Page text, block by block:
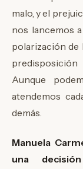
malo, y el
nos lancemos
polarización de
Aunque
atendemos
demás.
Manuela
una